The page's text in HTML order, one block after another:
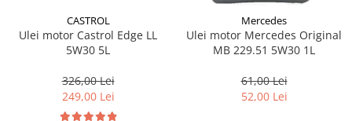
CASTROL
Ulei motor Castrol Edge LL
5W30 5L
326,00 Lei
249,00 Lei
Mercedes
Ulei motor Mercedes Original
MB 229.51 5W30 1L
61,00 Lei
52,00 Lei